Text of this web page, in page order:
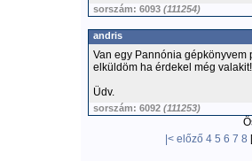
sorszám: 6093 (111254)
andris
Van egy Pannónia gépkönyvem
elküldöm ha érdekel még
Üdv.
sorszám: 6092 (111253)
|< előző 4 5 6 7 8